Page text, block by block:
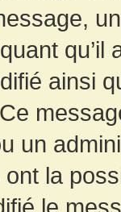
ainsi
un
la